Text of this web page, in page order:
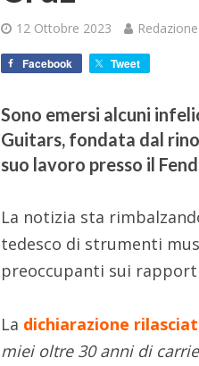
12 Ottobre 2023 Redazione
Facebook Tweet
Sono emersi alcuni
Guitars, fondata dal
suo lavoro presso il
La notizia sta
tedesco di strumenti
preoccupanti sui
La dichiarazione
miei oltre 30 anni di